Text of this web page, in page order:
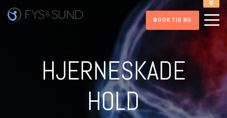
INFORMATION VED TIDSBOOKNING
ONLINE INDMELDELSE FITNESS
RING PÅ 86 41 52 32
BOOK TID NU
HJERNESKADE
HOLD